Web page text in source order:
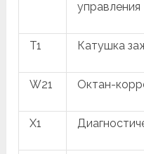
управления
T1 Катушка
W21 Октан-
X1